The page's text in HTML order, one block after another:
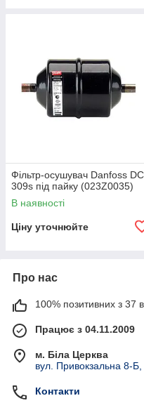
Фільтр-осушувач Danfoss
309s під пайку (023Z0035)
В наявності
Ціну уточнюйте
Про нас
100% позитивних з 37
Працює з 04.11.2009
м. Біла Церква
вул. Привокзальна 8-Б,
Контакти